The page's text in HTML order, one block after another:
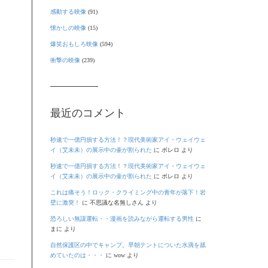
感動する映像 (91)
懐かしの映像 (15)
爆笑おもしろ映像 (594)
衝撃の映像 (239)
最近のコメント
秒速で一億円損する方法！？現代美術家アイ・ウェイウェ
イ（艾未未）の展示中の壷が割られた に ボレロ より
秒速で一億円損する方法！？現代美術家アイ・ウェイウェ
イ（艾未未）の展示中の壷が割られた に ボレロ より
これは痛そう！ロック・クライミング中の青年が落下！岩
壁に激突！
に 不思議な名無しさん より
恐ろしい無謀運転・・漫画を読みながら運転する男性に
まに より
自然保護区の中でキャンプ。早朝テントについた水滴を舐
めていたのは・・・
に wowより